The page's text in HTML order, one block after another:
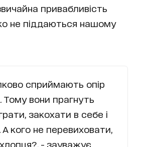
привабливість
не піддаються нашому
сприймають опір
Тому вони прагнуть
закохати в себе і
кого не перевиховати,
- зауважує